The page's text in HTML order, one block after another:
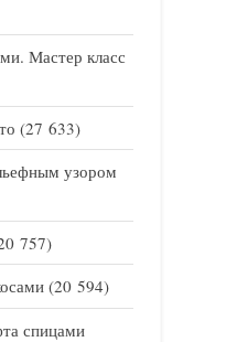
Мастер класс
(27 633)
узором
757)
(20 594)
спицами